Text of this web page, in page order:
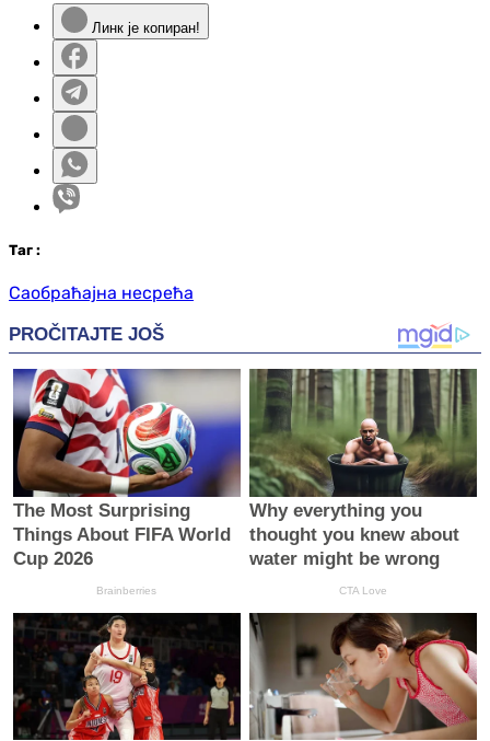
Линк је копиран!
Таг :
Саобраћајна несрећа